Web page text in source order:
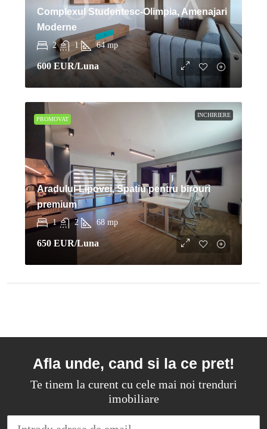
Complexul Studentesc-Olimpia, Amenajari
Moderne
2 1 64 mp
600 EUR/Luna
PROMOVAT
INCHIRIERE
Aradului-Lipovei, Spatiu pentru birouri
premium
1 2 68 mp
650 EUR/Luna
Afla unde, cand si la ce pret!
Te tinem la curent cu cele mai noi trenduri
imobiliare